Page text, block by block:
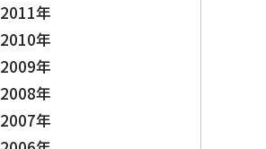
2011年
2010年
2009年
2008年
2007年